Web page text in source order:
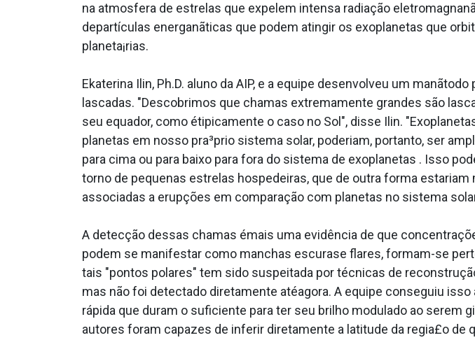
na atmosfera de estrelas que expelem intensa radiação
departículas energanãticas que podem atingir os exoplanetas que
planeta¡rias.
Ekaterina Ilin, Ph.D. aluno da AIP, e a equipe desenvolveu um
lascadas. "Descobrimos que chamas extremamente grandes são
seu equador, como étipicamente o caso no Sol", disse Ilin.
planetas em nosso pra³prio sistema solar, poderiam, portanto, ser
para cima ou para baixo para fora do sistema de exoplanetas . Isso
torno de pequenas estrelas hospedeiras, que de outra forma
associadas a erupções em comparação com planetas no sistema
A detecção dessas chamas émais uma evidência de que
podem se manifestar como manchas escurase flares, formam-se
tais "pontos polares" tem sido suspeitada por técnicas de
mas não foi detectado diretamente atéagora. A equipe conseguiu
rápida que duram o suficiente para ter seu brilho modulado ao serem
autores foram capazes de inferir diretamente a latitude da regia£o